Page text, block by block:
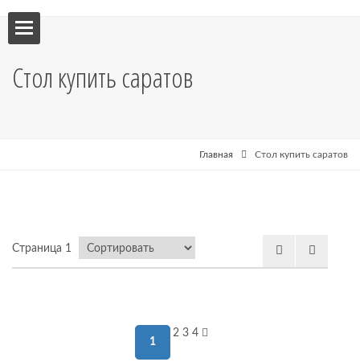
Стол купить саратов
Главная Стол купить саратов
Страница 1
1
2 3 4